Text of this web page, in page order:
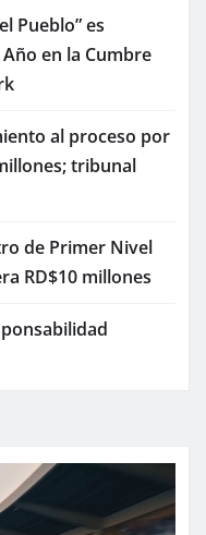
Pueblo” es
en la Cumbre
al proceso por
tribunal
de Primer Nivel
RD$10 millones